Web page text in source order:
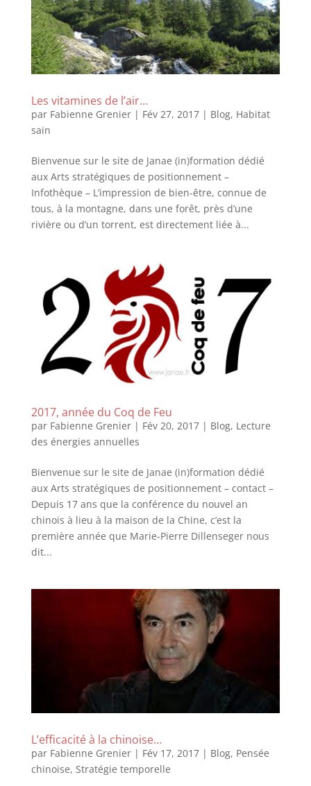
Les vitamines de l’air…
par Fabienne Grenier| Fév 27, 2017| Blog, Habitat
sain
Bienvenue sur le site de Janae (in)formation dédié
aux Arts stratégiques de positionnement –
Infothèque – L’impression de bien-être, connue de
tous, à la montagne, dans une forêt, près d’une
rivière ou d’un torrent, est directement liée à...
2017, année du Coq de Feu
par Fabienne Grenier| Fév 20, 2017| Blog, Lecture
des énergies annuelles
Bienvenue sur le site de Janae (in)formation dédié
aux Arts stratégiques de positionnement – contact –
Depuis 17 ans que la conférence du nouvel an
chinois à lieu à la maison de la Chine, c’est la
première année que Marie-Pierre Dillenseger nous
dit...
L’efficacité à la chinoise…
par Fabienne Grenier| Fév 17, 2017| Blog, Pensée
chinoise, Stratégie temporelle